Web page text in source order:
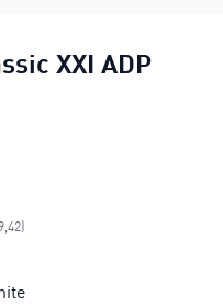
XXI ADP
Suede Classic XXI ADP
Classic XXI ADP